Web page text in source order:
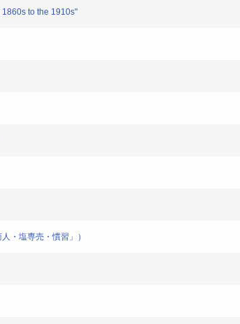
to the 1910s"
・塩専売・慣習」）